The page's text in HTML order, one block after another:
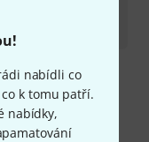
nabídli co
k tomu patří.
nabídky,
Kč